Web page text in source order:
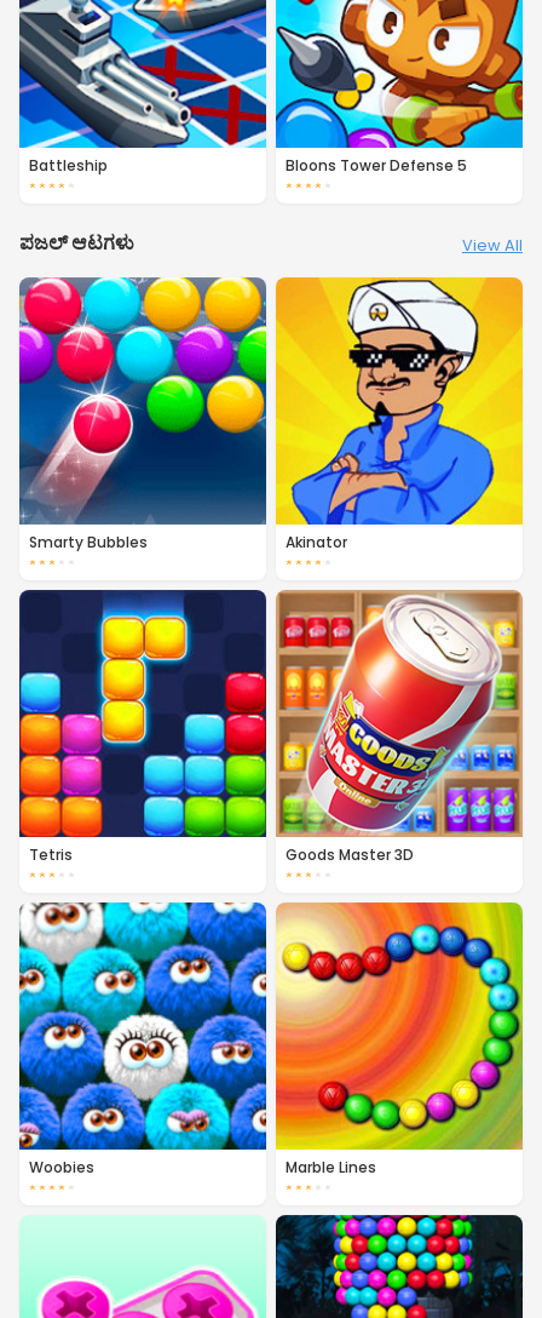
Battleship
★ ★ ★ ★ ★
Bloons Tower Defense 5
★ ★ ★ ★ ★
ಪಜಲ್ ಆಟಗಳು View All
Smarty Bubbles
★ ★ ★ ★ ★
Akinator
★ ★ ★ ★ ★
Tetris
★ ★ ★ ★ ★
Goods Master 3D
★ ★ ★ ★ ★
Woobies
★ ★ ★ ★ ★
Marble Lines
★ ★ ★ ★ ★